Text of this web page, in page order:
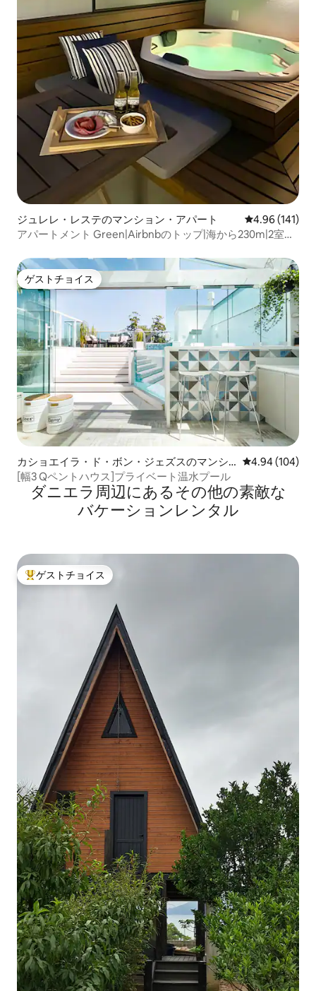
ジュレレ・レステのマンション・アパート レビュー141
4.96 (141)
アパートメント Green|Airbnbのトップ|海から230m|2室の
ゲストチョイス
ゲストチョイス
カショエイラ・ド・ボン・ジェズスのマンシ
ョン・アパート
レビュー104
4.94 (104)
[幅3 Qペントハウス]プライベート温水プール
ダニエラ⁠周⁠辺⁠に⁠あ⁠るそ⁠の⁠他⁠の素⁠敵⁠な
バ⁠ケ⁠ー⁠シ⁠ョ⁠ン⁠レ⁠ン⁠タ⁠ル
大好評のゲストチョイスです。
ゲストチョイス